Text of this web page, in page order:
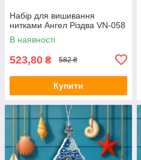
Набір для вишивання
нитками Ангел Різдва VN-058
В наявності
523,80 ₴ 582 ₴
Купити